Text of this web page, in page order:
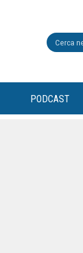
PODCAST